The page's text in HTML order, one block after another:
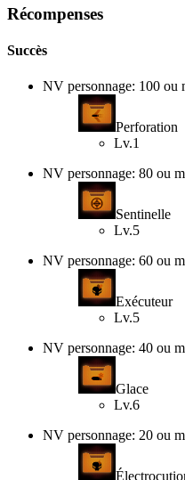
Récompenses
Succès
NV personnage: 100 ou
Perforation
Lv.1
NV personnage: 80 ou
Sentinelle
Lv.5
NV personnage: 60 ou
Exécuteur
Lv.5
NV personnage: 40 ou
Glace
Lv.6
NV personnage: 20 ou